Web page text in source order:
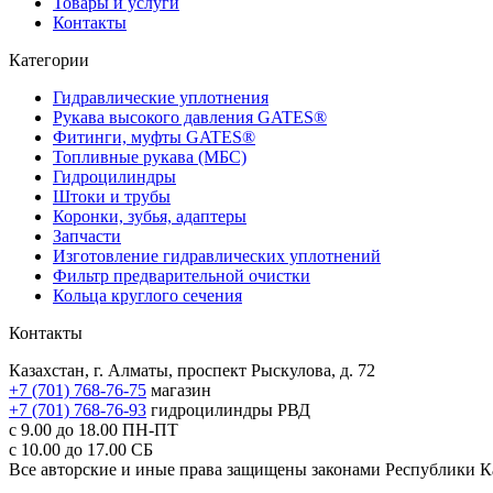
Контакты
Категории
Гидравлические уплотнения
Рукава высокого давления GATES®
Фитинги, муфты GATES®
Топливные рукава (МБС)
Гидроцилиндры
Штоки и трубы
Коронки, зубья, адаптеры
Запчасти
Изготовление гидравлических уплотнений
Фильтр предварительной очистки
Кольца круглого сечения
Контакты
Казахстан, г. Алматы, проспект Рыскулова, д. 72
+7 (701) 768-76-75 магазин
+7 (701) 768-76-93 гидроцилиндры РВД
с 9.00 до 18.00 ПН-ПТ
с 10.00 до 17.00 СБ
Все авторские и иные права защищены законами Республики